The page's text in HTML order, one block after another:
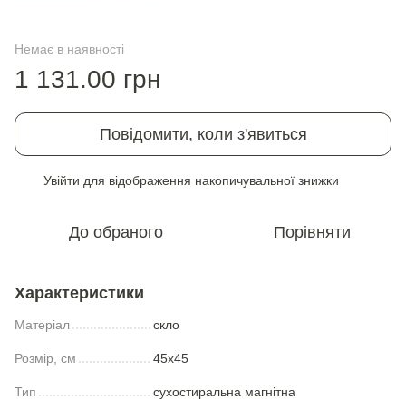
Немає в наявності
1 131.00 грн
Повідомити, коли з'явиться
Увійти для відображення накопичувальної знижки
До обраного Порівняти
Характеристики
Матеріал скло
Розмір, см 45x45
Тип сухостиральна магнітна